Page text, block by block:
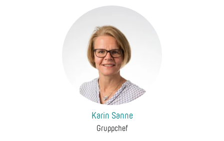
Karin Sanne
Gruppchef